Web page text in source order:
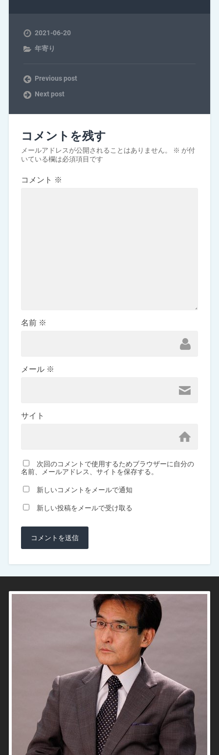
2021-06-20
年寄り
Previous post
Next post
コメントを残す
メールアドレスが公開されることはありません。 ※ が付
いている欄は必須項目です
コメント ※
名前 ※
メール ※
サイト
次回のコメントで使用するためブラウザーに自分の
名前、メールアドレス、サイトを保存する。
新しいコメントをメールで通知
新しい投稿をメールで受け取る